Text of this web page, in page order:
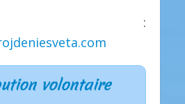
:
volontaire